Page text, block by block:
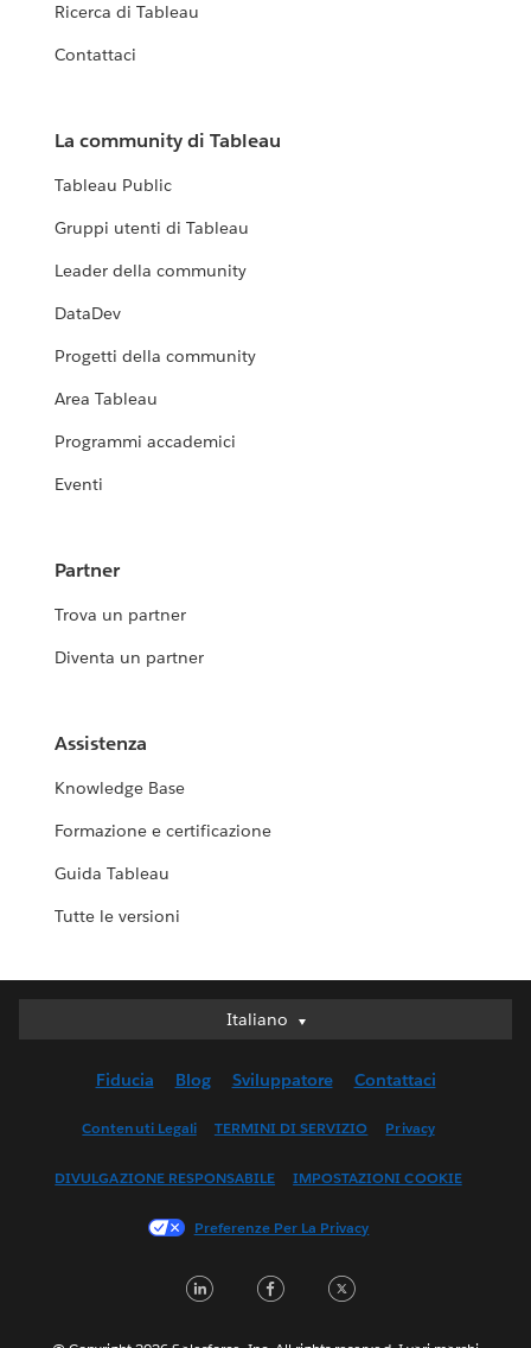
Ricerca di Tableau
Contattaci
La community di Tableau
Tableau Public
Gruppi utenti di Tableau
Leader della community
DataDev
Progetti della community
Area Tableau
Programmi accademici
Eventi
Partner
Trova un partner
Diventa un partner
Assistenza
Knowledge Base
Formazione e certificazione
Guida Tableau
Tutte le versioni
Italiano
Italiano
English (UK)
Français (Canada)
한국어
Fiducia Blog Sviluppatore Contattaci
Contenuti Legali TERMINI DI SERVIZIO Privacy
DIVULGAZIONE RESPONSABILE IMPOSTAZIONI COOKIE
Preferenze Per La Privacy
LinkedInFacebook